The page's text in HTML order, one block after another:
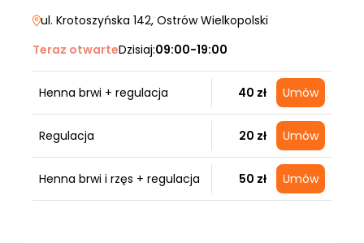
ul. Krotoszyńska 142, Ostrów Wielkopolski
Teraz otwarteDzisiaj:09:00-19:00
Henna brwi + regulacja 40 zł Umów
Regulacja 20 zł Umów
Henna brwi i rzęs + regulacja 50 zł Umów